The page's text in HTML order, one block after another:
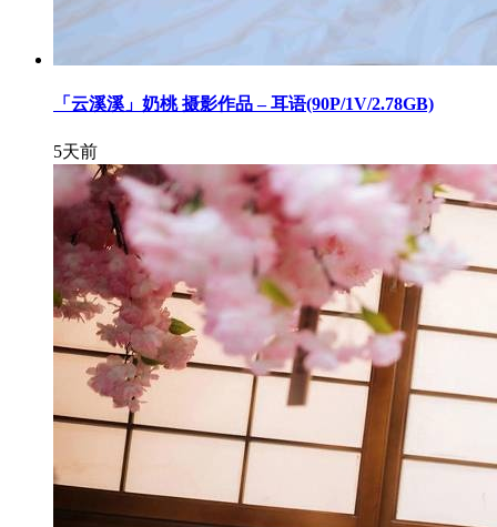
「云溪溪」奶桃 摄影作品 – 耳语(90P/1V/2.78GB)
5天前